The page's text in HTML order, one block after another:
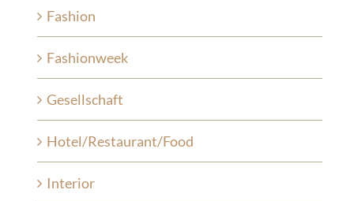
Fashion
Fashionweek
Gesellschaft
Hotel/Restaurant/Food
Interior